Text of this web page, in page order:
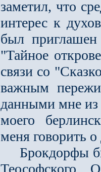
заметил, что
интерес к
был
"Тайное
связи со
важным
данными мне из
моего
меня говорить
Брокдорфы
Теософского